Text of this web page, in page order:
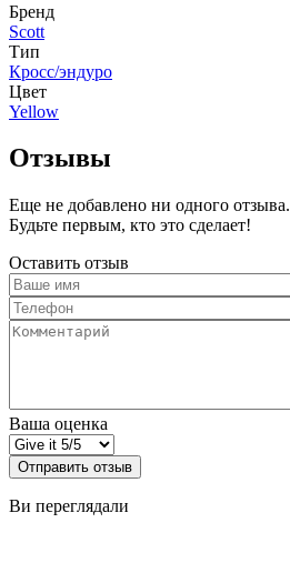
Бренд
Scott
Тип
Кросс/эндуро
Цвет
Yellow
Отзывы
Еще не добавлено ни одного отзыва.
Будьте первым, кто это сделает!
Оставить отзыв
Ваше
имя
Телефон
Комментарий
Ваша оценка
Отправить отзыв
Ви переглядали